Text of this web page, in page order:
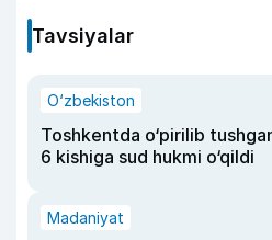
Tavsiyalar
O‘zbekiston
Toshkentda o‘pirilib
6 kishiga sud hukmi o‘qildi
Madaniyat